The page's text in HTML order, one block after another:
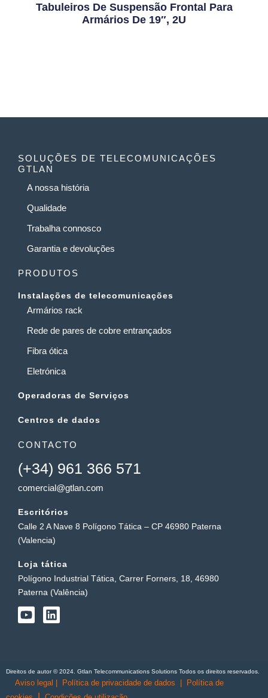
Tabuleiros De Suspensão Frontal Para
Armários De 19″, 2U
SOLUÇÕES DE TELECOMUNICAÇÕES
GTLAN
A nossa história
Qualidade
Trabalha connosco
Garantia e devoluções
PRODUTOS
Instalações de telecomunicações
Armários rack
Rede de pares de cobre entrançados
Fibra ótica
Eletrónica
Operadoras de Serviços
Centros de dados
CONTACTO
(+34) 961 366 571
comercial@gtlan.com
Escritórios
Calle 2 A Nave 8 Polígono Tática – CP 46980 Paterna
(Valencia)
Loja tática
Polígono Industrial Tática, Carrer Forners, 18, 46980
Paterna (Valência)
Y
o
e
L
i
i
n
Direitos de autor © 2024. Gtlan Telecommunications Solutions Todos os direitos reservados.
Aviso legal | Política de privacidade de dados | Política de